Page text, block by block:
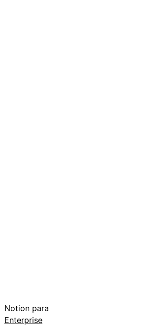
Notion para
Enterprise